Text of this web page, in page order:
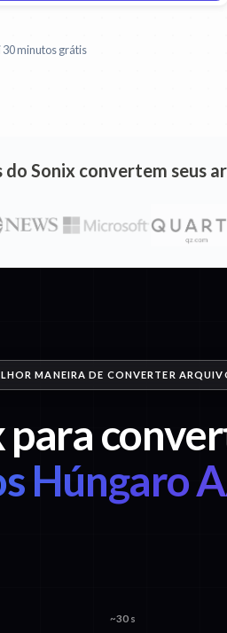
30 minutos grátis
Sonix convertem seus
MANEIRA DE CONVERTER
para
Húngaro
~30 s